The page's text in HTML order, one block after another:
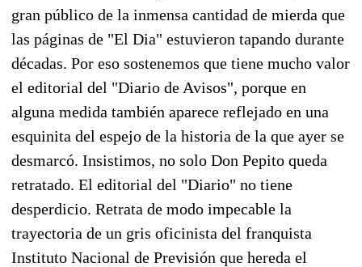
gran público de la inmensa cantidad de mierda que
las páginas de "El Dia" estuvieron tapando durante
décadas. Por eso sostenemos que tiene mucho valor
el editorial del "Diario de Avisos", porque en
alguna medida también aparece reflejado en una
esquinita del espejo de la historia de la que ayer se
desmarcó. Insistimos, no solo Don Pepito queda
retratado. El editorial del "Diario" no tiene
desperdicio. Retrata de modo impecable la
trayectoria de un gris oficinista del franquista
Instituto Nacional de Previsión que hereda el